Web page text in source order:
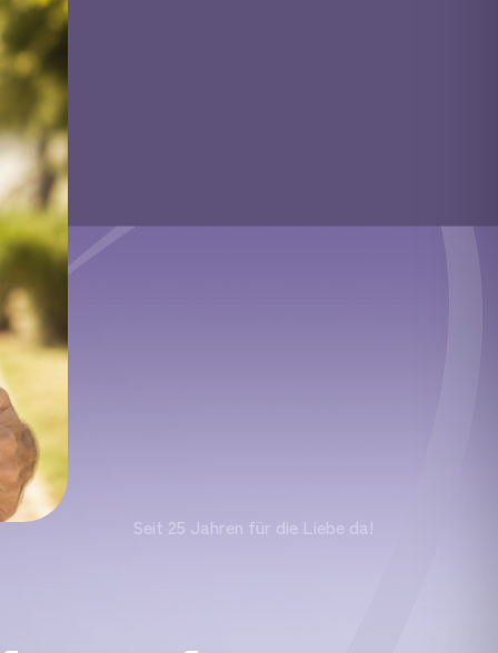
Seit 25 Jahren für die Liebe da!